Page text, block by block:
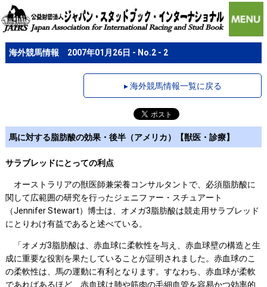
海外競馬情報 2007年01月26日 - No.2 - 2
▸ 海外競馬情報一覧に戻る
馬に対する脂肪酸の効果・後半（アメリカ）【獣医・診療】
サラブレッドにとっての利点
オーストラリアの獣医師兼栄養コンサルタントで、必須脂肪酸に
関して広範囲の研究を行ったジェニファー・スチュアート
（Jennifer Stewart）博士は、オメガ3脂肪酸は競走用サラブレッド
にとりわけ有益であると述べている。
「オメガ3脂肪酸は、赤血球に柔軟性を与え、赤血球壁の構造と生
成に重要な役割を果たしていることが証明されました。赤血球のこ
の柔軟性は、馬の運動に有利となります。すなわち、赤血球が柔軟
であればあるほど、赤血球は肺や筋肉の毛細血管を容易かつ効率的